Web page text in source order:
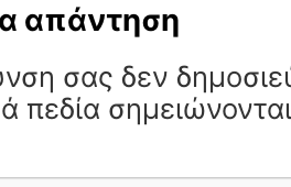
απάντηση
σας δεν
πεδία